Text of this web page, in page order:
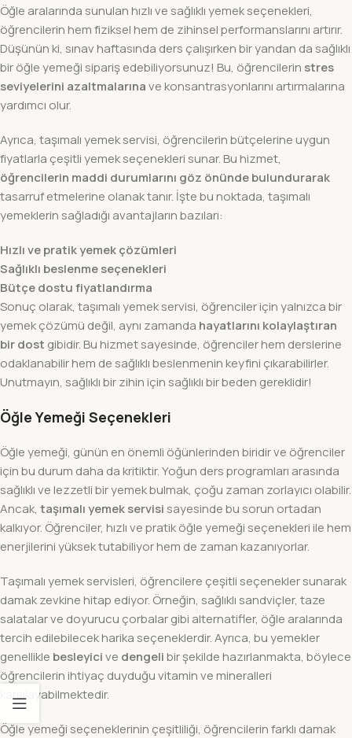
Öğle aralarında sunulan hızlı ve sağlıklı yemek seçenekleri,
öğrencilerin hem fiziksel hem de zihinsel performanslarını artırır.
Düşünün ki, sınav haftasında ders çalışırken bir yandan da sağlıklı
bir öğle yemeği sipariş edebiliyorsunuz! Bu, öğrencilerin stres
seviyelerini azaltmalarınave konsantrasyonlarını artırmalarına
yardımcı olur.
Ayrıca, taşımalı yemek servisi, öğrencilerin bütçelerine uygun
fiyatlarla çeşitli yemek seçenekleri sunar. Bu hizmet,
öğrencilerin maddi durumlarını göz önünde bulundurarak
tasarruf etmelerine olanak tanır. İşte bu noktada, taşımalı
yemeklerin sağladığı avantajların bazıları:
Hızlı ve pratik yemek çözümleri
Sağlıklı beslenme seçenekleri
Bütçe dostu fiyatlandırma
Sonuç olarak, taşımalı yemek servisi, öğrenciler için yalnızca bir
yemek çözümü değil, aynı zamanda hayatlarını kolaylaştıran
bir dost gibidir. Bu hizmet sayesinde, öğrenciler hem derslerine
odaklanabilir hem de sağlıklı beslenmenin keyfini çıkarabilirler.
Unutmayın, sağlıklı bir zihin için sağlıklı bir beden gereklidir!
Öğle Yemeği Seçenekleri
Öğle yemeği, günün en önemli öğünlerinden biridir ve öğrenciler
için bu durum daha da kritiktir. Yoğun ders programları arasında
sağlıklı ve lezzetli bir yemek bulmak, çoğu zaman zorlayıcı olabilir.
Ancak, taşımalı yemek servisi sayesinde bu sorun ortadan
kalkıyor. Öğrenciler, hızlı ve pratik öğle yemeği seçenekleri ile hem
enerjilerini yüksek tutabiliyor hem de zaman kazanıyorlar.
Taşımalı yemek servisleri, öğrencilere çeşitli seçenekler sunarak
damak zevkine hitap ediyor. Örneğin, sağlıklı sandviçler, taze
salatalar ve doyurucu çorbalar gibi alternatifler, öğle aralarında
tercih edilebilecek harika seçeneklerdir. Ayrıca, bu yemekler
genellikle besleyicive dengelibir şekilde hazırlanmakta, böylece
öğrencilerin ihtiyaç duyduğu vitamin ve mineralleri
karşılayabilmektedir.
Öğle yemeği seçeneklerinin çeşitliliği, öğrencilerin farklı damak